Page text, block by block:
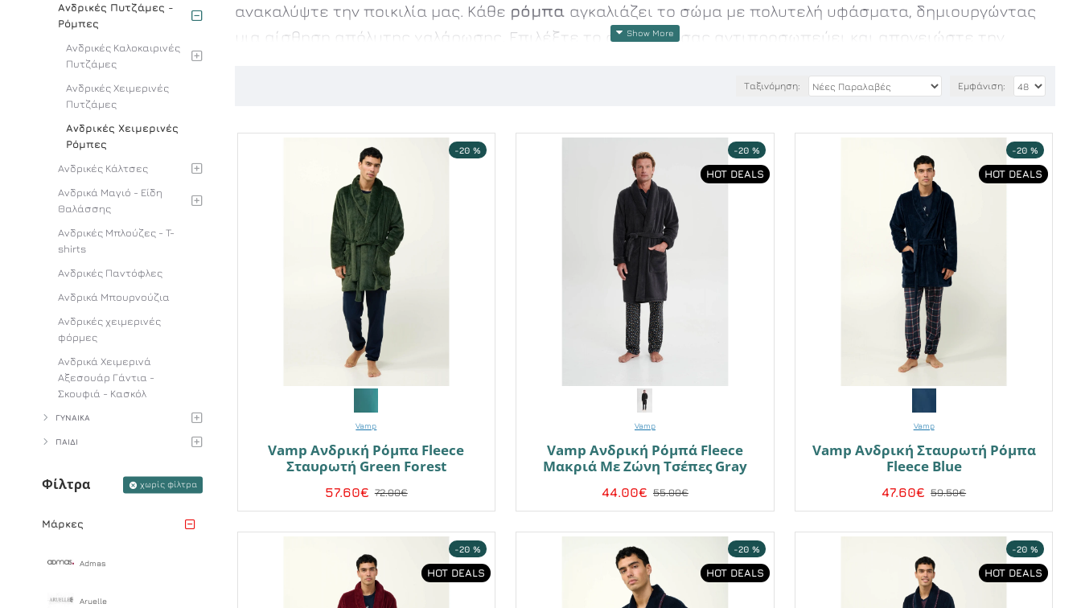
Ανδρικές Πυτζάμες -
Ρόμπες
Ανδρικές Καλοκαιρινές
Πυτζάμες
Ανδρικές Χειμερινές
Πυτζάμες
Ανδρικές Χειμερινές
Ρόμπες
Ανδρικές Κάλτσες
Ανδρικά Μαγιό - Είδη
Θαλάσσης
Ανδρικές Μπλούζες - T-
shirts
Ανδρικές Παντόφλες
Ανδρικά Μπουρνούζια
Ανδρικές χειμερινές
φόρμες
Ανδρικά Χειμερινά
Αξεσουάρ Γάντια -
Σκουφιά - Κασκόλ
ΓΥΝΑΙΚΑ
ΠΑΙΔΙ
Φίλτρα χωρίς φίλτρα
Μάρκες
Admas
Aruelle
ανακαλύψτε την ποικιλία μας. Κάθε ρόμπα αγκαλιάζει το σώμα με πολυτελή υφάσματα, δημιουργώντας
μια αίσθηση απόλυτης χαλάρωσης. Επιλέξτε το στυλ που σας αντιπροσωπεύει και απογειώστε την
Ταξινόμηση: Εμφάνιση:
-20 %
Vamp
Vamp Ανδρική Ρόμπα Fleece
Σταυρωτή Green Forest
57.60€ 72.00€
HOT DEALS
-20 %
Vamp
Vamp Ανδρική Ρόμπά Fleece
Μακριά Με Ζώνη Τσέπες Gray
44.00€ 55.00€
HOT DEALS
-20 %
Vamp
Vamp Ανδρική Σταυρωτή Ρόμπα
Fleece Blue
47.60€ 59.50€
HOT DEALS
-20 %
HOT DEALS
-20 %
HOT DEALS
-20 %